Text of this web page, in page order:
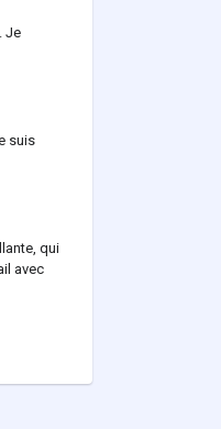
Je
suis
qui
avec